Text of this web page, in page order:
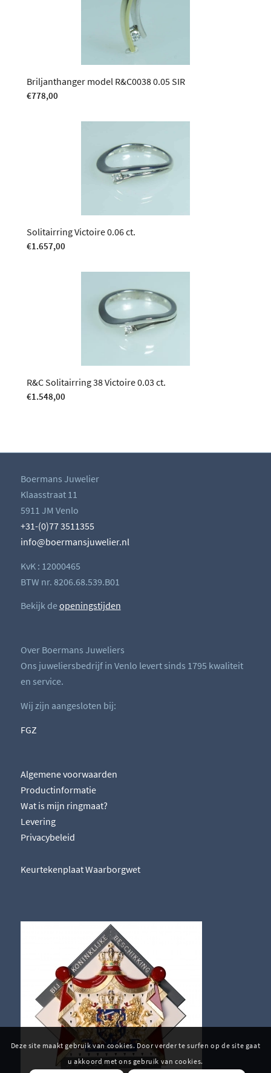
Briljanthanger model R&C0038 0.05 SIR
€778,00
Solitairring Victoire 0.06 ct.
€1.657,00
R&C Solitairring 38 Victoire 0.03 ct.
€1.548,00
Boermans Juwelier
Klaasstraat 11
5911 JM Venlo
+31-(0)77 3511355
info@boermansjuwelier.nl
KvK : 12000465
BTW nr. 8206.68.539.B01
Bekijk deopeningstijden
Over Boermans Juweliers
Ons juweliersbedrijf in Venlo levert sinds 1795 kwaliteit
en service.
Wij zijn aangesloten bij:
FGZ
Algemene voorwaarden
Productinformatie
Wat is mijn ringmaat?
Levering
Privacybeleid
Keurtekenplaat Waarborgwet
Deze site maakt gebruik van cookies. Door verder te surfen op de site gaat
u akkoord met ons gebruik van cookies.